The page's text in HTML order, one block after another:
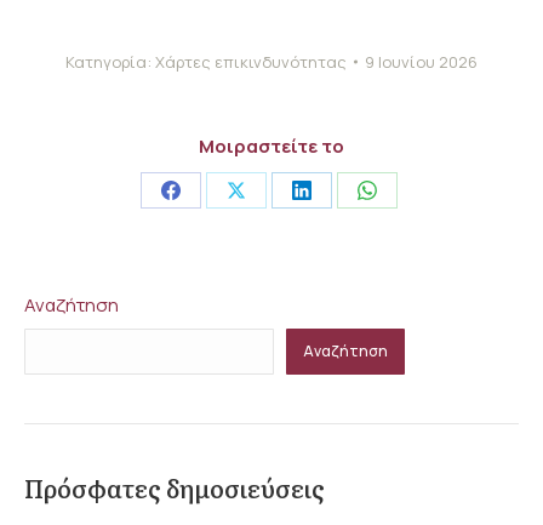
Κατηγορία: Χάρτες επικινδυνότητας 9 Ιουνίου 2026
Μοιραστείτε το
Share Share Share Share
Αναζήτηση
Αναζήτηση
Πρόσφατες δημοσιεύσεις